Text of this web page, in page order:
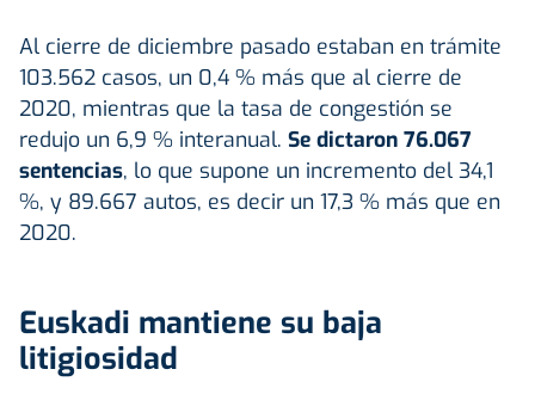
Al cierre de diciembre pasado estaban en trámite
103.562 casos, un 0,4 % más que al cierre de
2020, mientras que la tasa de congestión se
redujo un 6,9 % interanual. Se dictaron 76.067
sentencias, lo que supone un incremento del 34,1
%, y 89.667 autos, es decir un 17,3 % más que en
2020.
Euskadi mantiene su baja
litigiosidad